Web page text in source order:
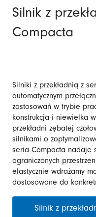
Silnik z
Compacta
Silniki z przekładnią z
automatycznym
zastosowań w trybie
konstrukcja i niewielka
przekładni zębatej
silnikami o
seria Compacta nadaje
ograniczonych
elastycznie wdrażamy
dostosowane do
Silnik z